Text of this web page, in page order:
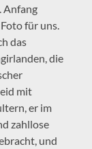
Anfang
für uns.
das
die
mit
er im
zahllose
und